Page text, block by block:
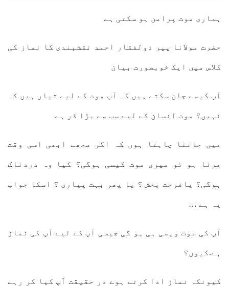
ہماری موت پرامن ہو سکتی ہے
حضرت مولانا پیر ذولفقار احمد نقشبندی کا نماز کی
کلاس میں ایک خوبصورت بیان
آپ کیسے جان سکتے ہیں کہ آپ موت کے لیے تیار ہیں کہ
نہیں؟ موت انسان کے لیے سب سے بڑا ڈر ہے
میں جاننا چاہتا ہوں کہ اگر مجھے ابھی اسی وقت
مرنا ہو تو میری موت کیسی ہوگی؟ کیا وہ دردناک
ہوگی؟ یافرحت بخش ؟ یا پھر بہت پیاری ؟ اسکا جواب
یہ ہے …
آپ کی موت ویسی ہی ہو گی جیسی آپ کے لیے آپ کی نماز
ہے.کیوں؟
کیونکہ نماز ادا کرتے ہوے در حقیقت آپ کیا کر رہے